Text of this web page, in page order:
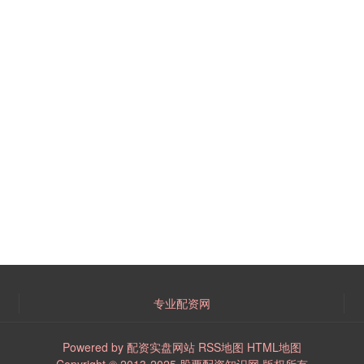
专业配资网
Powered by 配资实盘网站 RSS地图 HTML地图